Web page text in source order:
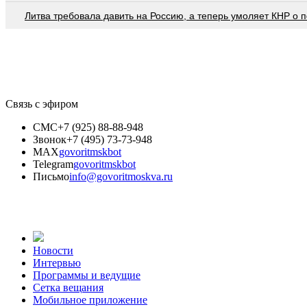
Литва требовала давить на Россию, а теперь умоляет КНР о
Связь с эфиром
СМС+7 (925) 88-88-948
Звонок+7 (495) 73-73-948
MAXgovoritmskbot
Telegramgovoritmskbot
Письмоinfo@govoritmoskva.ru
Новости
Интервью
Программы и ведущие
Сетка вещания
Мобильное приложение